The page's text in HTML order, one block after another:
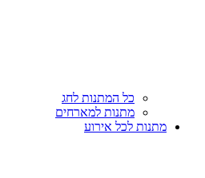
כל המתנות לחג
מתנות למארחים
מתנות לכל אירוע